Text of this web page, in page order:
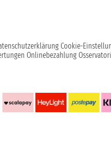
Cookie-
Onlinebezahlung